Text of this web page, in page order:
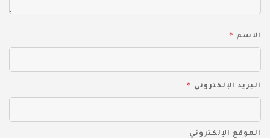
الاسم *
البريد الإلكتروني *
الموقع الإلكتروني